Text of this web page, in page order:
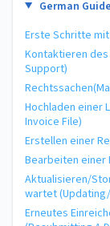
German
Erste Schritte
Kontaktieren
Support)
Hochladen einer
Invoice File)
Erstellen einer
Bearbeiten einer
Aktualisieren/
wartet
Erneutes